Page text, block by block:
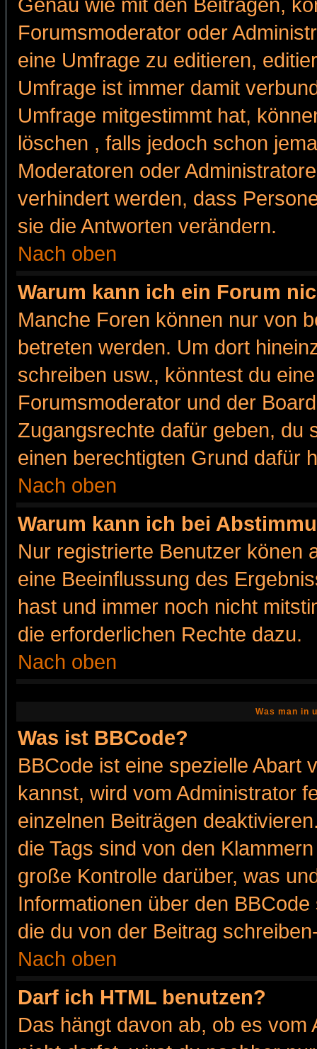
Genau wie mit den Beiträgen,
Forumsmoderator oder
eine Umfrage zu editieren,
Umfrage ist immer damit
Umfrage mitgestimmt hat,
löschen , falls jedoch schon
Moderatoren oder
verhindert werden, dass
sie die Antworten verändern.
Nach oben
Warum kann ich ein Forum
Manche Foren können nur von
betreten werden. Um dort
schreiben usw., könntest du
Forumsmoderator und der
Zugangsrechte dafür geben, du
einen berechtigten Grund dafür
Nach oben
Warum kann ich bei
Nur registrierte Benutzer könen
eine Beeinflussung des
hast und immer noch nicht
die erforderlichen Rechte dazu.
Nach oben
Was man in
Was ist BBCode?
BBCode ist eine spezielle Abart
kannst, wird vom Administrator
einzelnen Beiträgen
die Tags sind von den
große Kontrolle darüber, was
Informationen über den
die du von der Beitrag
Nach oben
Darf ich HTML benutzen?
Das hängt davon ab, ob es